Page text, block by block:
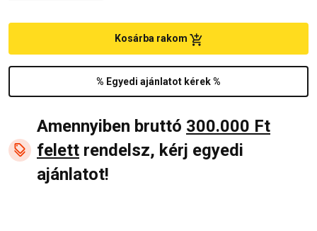
% Egyedi ajánlatot kérek %
Kosárba rakom
Amennyiben bruttó 300.000 Ft
felett rendelsz, kérj egyedi
ajánlatot!